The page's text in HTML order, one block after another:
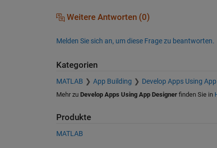
Weitere Antworten (0)
Melden Sie sich an, um diese Frage zu beantworten.
Kategorien
MATLAB App Building Develop Apps Using
Mehr zu Develop Apps Using App Designerfinden Sie in
Produkte
MATLAB